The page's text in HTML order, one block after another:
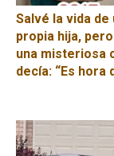
Salvé la vida
propia hija,
una misteriosa
decía: “Es hora